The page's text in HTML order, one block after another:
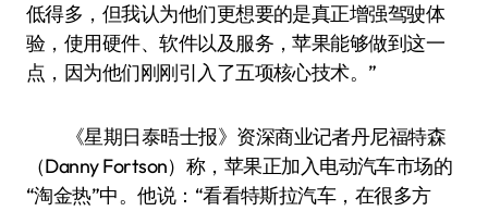
低得多，但我认为他们更想要的是真正增强驾驶体
验，使用硬件、软件以及服务，苹果能够做到这一
点，因为他们刚刚引入了五项核心技术。”
《星期日泰晤士报》资深商业记者丹尼福特森
（Danny Fortson）称，苹果正加入电动汽车市场的
“淘金热”中。他说：“看看特斯拉汽车，在很多方